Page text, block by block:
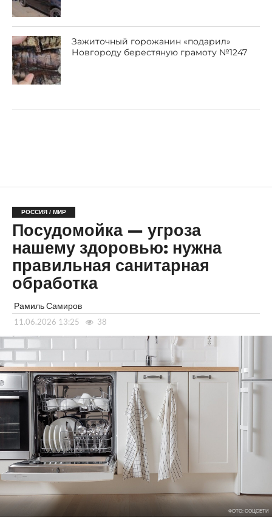
Зажиточный горожанин «подарил»
Новгороду берестяную грамоту №1247
РОССИЯ / МИР
Посудомойка — угроза
нашему здоровью: нужна
правильная санитарная
обработка
Рамиль Самиров
11.06.2026 13:25 38
ФОТО: СОЦСЕТИ